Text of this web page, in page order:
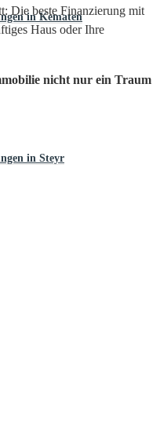
in Kematen
in Steyr
Die beste Finanzierung mit
Haus oder Ihre
nicht nur ein Traum